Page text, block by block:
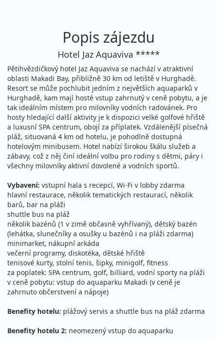
Popis zájezdu
Hotel Jaz Aquaviva *****
Pětihvězdičkový hotel Jaz Aquaviva se nachází v atraktivní
oblasti Makadi Bay, přibližně 30 km od letiště v Hurghadě.
Resort se může pochlubit jedním z největších aquaparků v
Hurghadě, kam mají hosté vstup zahrnutý v ceně pobytu, a je
tak ideálním místem pro milovníky vodních radovánek. Pro
hosty hledající další aktivity je k dispozici velké golfové hřiště
a luxusní SPA centrum, obojí za příplatek. Vzdálenější písečná
pláž, situovaná 4 km od hotelu, je pohodlně dostupná
hotelovým minibusem. Hotel nabízí širokou škálu služeb a
zábavy, což z něj činí ideální volbu pro rodiny s dětmi, páry i
všechny milovníky aktivní dovolené a vodních sportů.
Vybavení: vstupní hala s recepcí, Wi-Fi v lobby zdarma
hlavní restaurace, několik tematických restaurací, několik
barů, bar na pláži
shuttle bus na pláž
několik bazénů (1 v zimě občasně vyhřívaný), dětský bazén
(lehátka, slunečníky a osušky u bazénů i na pláži zdarma)
minimarket, nákupní arkáda
večerní programy, diskotéka, dětské hřiště
tenisové kurty, stolní tenis, šipky, minigolf, fitness
za poplatek: SPA centrum, golf, billiard, vodní sporty na pláži
v ceně pobytu: vstup do aquaparku Makadi (v ceně je
zahrnuto občerstvení a nápoje)
Benefity hotelu: plážový servis a shuttle bus na pláž zdarma
Benefity hotelu 2: neomezený vstup do aquaparku